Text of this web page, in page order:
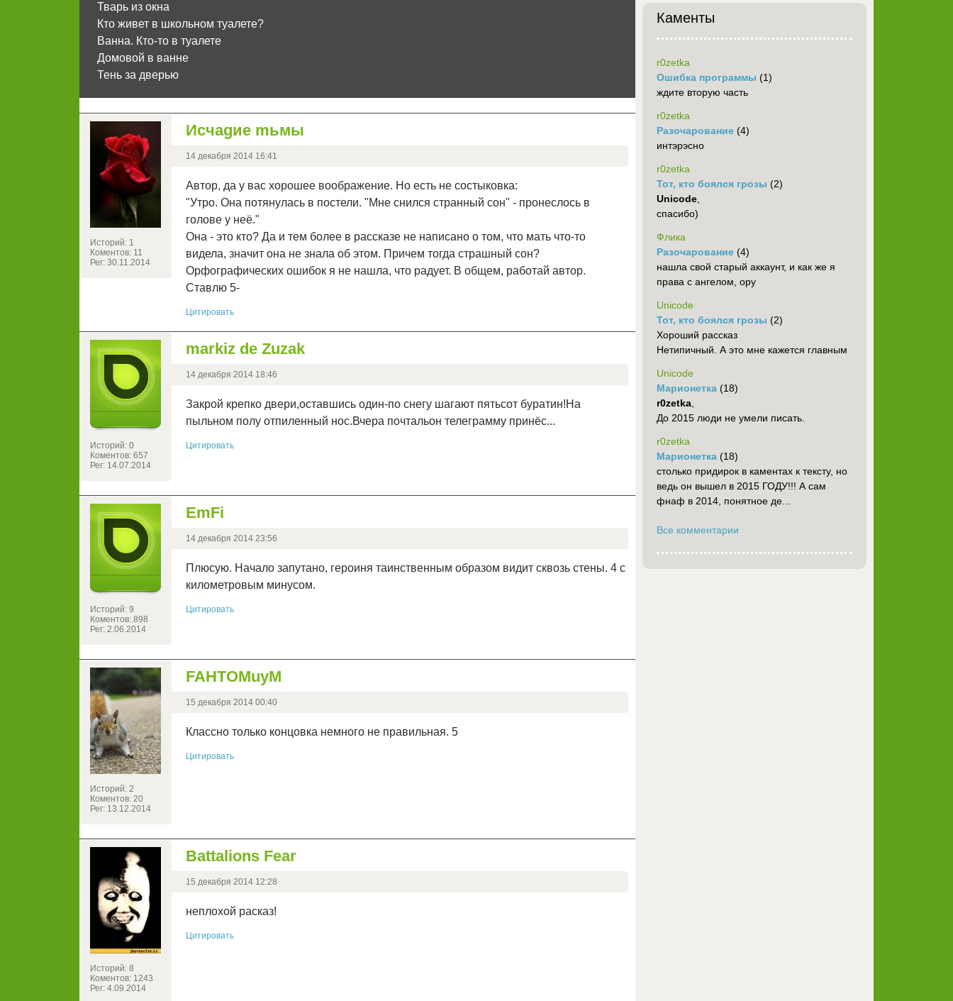
Тварь из окна
Кто живет в школьном туалете?
Ванна. Кто-то в туалете
Домовой в ванне
Тень за дверью
Историй: 1
Коментов: 11
Рег: 30.11.2014
Иcчаgие mьмы
14 декабря 2014 16:41
Автор, да у вас хорошее воображение. Но есть не состыковка:
"Утро. Она потянулась в постели. "Мне снился странный сон" - пронеслось в
голове у неё."
Она - это кто? Да и тем более в рассказе не написано о том, что мать что-то
видела, значит она не знала об этом. Причем тогда страшный сон?
Орфографических ошибок я не нашла, что радует. В общем, работай автор.
Ставлю 5-
Цитировать
Историй: 0
Коментов: 657
Рег: 14.07.2014
markiz de Zuzak
14 декабря 2014 18:46
Закрой крепко двери,оставшись один-по снегу шагают пятьсот буратин!На
пыльном полу отпиленный нос.Вчера почтальон телеграмму принёс...
Цитировать
Историй: 9
Коментов: 898
Рег: 2.06.2014
EmFi
14 декабря 2014 23:56
Плюсую. Начало запутано, героиня таинственным образом видит сквозь стены. 4 с
километровым минусом.
Цитировать
Историй: 2
Коментов: 20
Рег: 13.12.2014
FAHTOMuyM
15 декабря 2014 00:40
Классно только концовка немного не правильная. 5
Цитировать
Историй: 8
Коментов: 1243
Рег: 4.09.2014
Battalions Fear
15 декабря 2014 12:28
неплохой расказ!
Цитировать
Каменты
r0zetka
Ошибка программы (1)
ждите вторую часть
r0zetka
Разочарование (4)
интэрэсно
r0zetka
Тот, кто боялся грозы (2)
Unicode
спасибо)
Флика
Разочарование (4)
нашла свой старый аккаунт, и как же я
права с ангелом, ору
Unicode
Тот, кто боялся грозы (2)
Хороший рассказ
Нетипичный. А это мне кажется главным
Unicode
Марионетка (18)
r0zetka
До 2015 люди не умели писать.
r0zetka
Марионетка (18)
столько придирок в каментах к тексту, но
ведь он вышел в 2015 ГОДУ!!! А сам
фнаф в 2014, понятное де...
Все комментарии